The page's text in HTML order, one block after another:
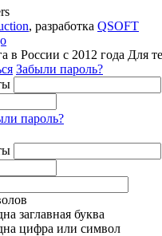
, разработка QSOFT
в России с 2012 года Для
Забыли пароль?
пароль?
заглавная буква
цифра или символ